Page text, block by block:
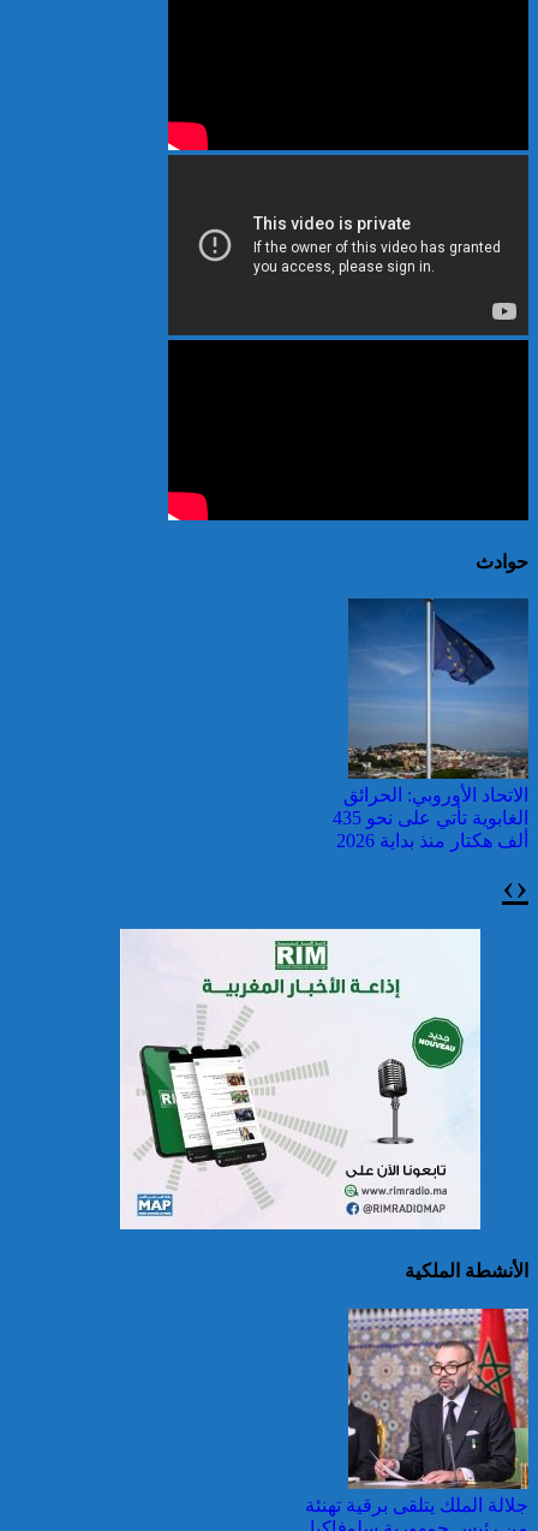
حوادث
الاتحاد الأوروبي: الحرائق
الغابوية تأتي على نحو 435
ألف هكتار منذ بداية 2026
سريلانكا: إغلاق بعض
المدارس في مناطق جبلية
الصين تصدر إنذارين
لمواجهة العواصف المطيرة
وطقس شديد الحمل
الحراري
‹
›
الأنشطة الملكية
جلالة الملك يتلقى برقية تهنئة